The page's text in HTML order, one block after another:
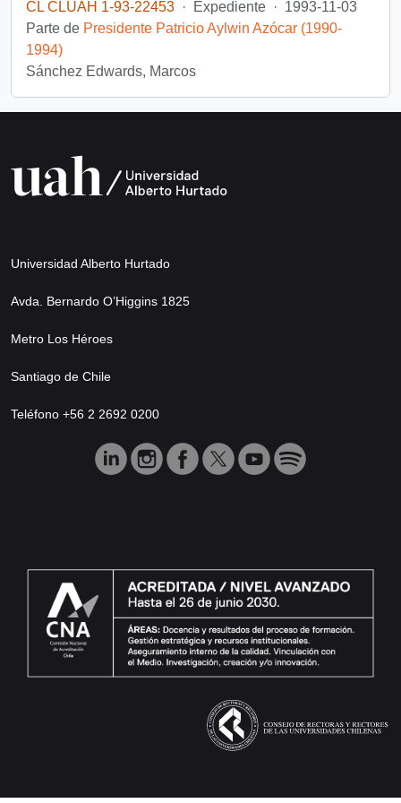
CL CLUAH 1-93-22453 · Expediente · 1993-11-03
Parte de Presidente Patricio Aylwin Azócar (1990-
1994)
Sánchez Edwards, Marcos
Universidad Alberto Hurtado
Avda. Bernardo O’Higgins 1825
Metro Los Héroes
Santiago de Chile
Teléfono +56 2 2692 0200